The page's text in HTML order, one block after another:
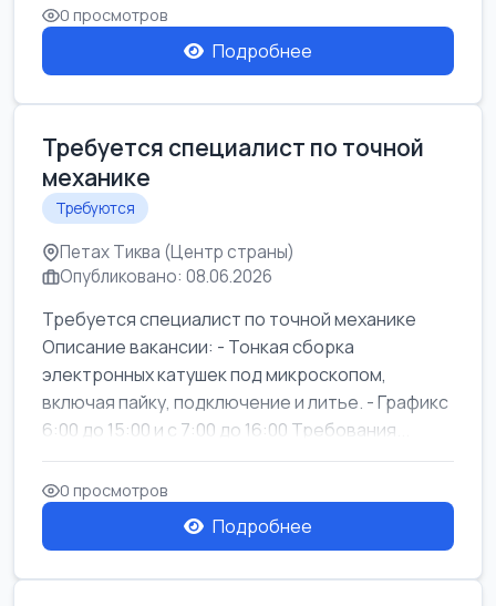
0 просмотров
Подробнее
Требуется специалист по точной
механике
Требуются
Петах Тиква (Центр страны)
Опубликовано: 08.06.2026
Требуется специалист по точной механике
Описание вакансии: - Тонкая сборка
электронных катушек под микроскопом,
включая пайку, подключение и литье. - Графикс
6:00 до 15:00 и с 7:00 до 16:00 Требования...
0 просмотров
Подробнее